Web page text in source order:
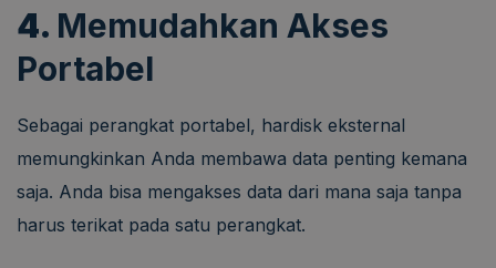
4. Memudahkan Akses
Portabel
Sebagai perangkat portabel, hardisk eksternal
memungkinkan Anda membawa data penting kemana
saja. Anda bisa mengakses data dari mana saja tanpa
harus terikat pada satu perangkat.